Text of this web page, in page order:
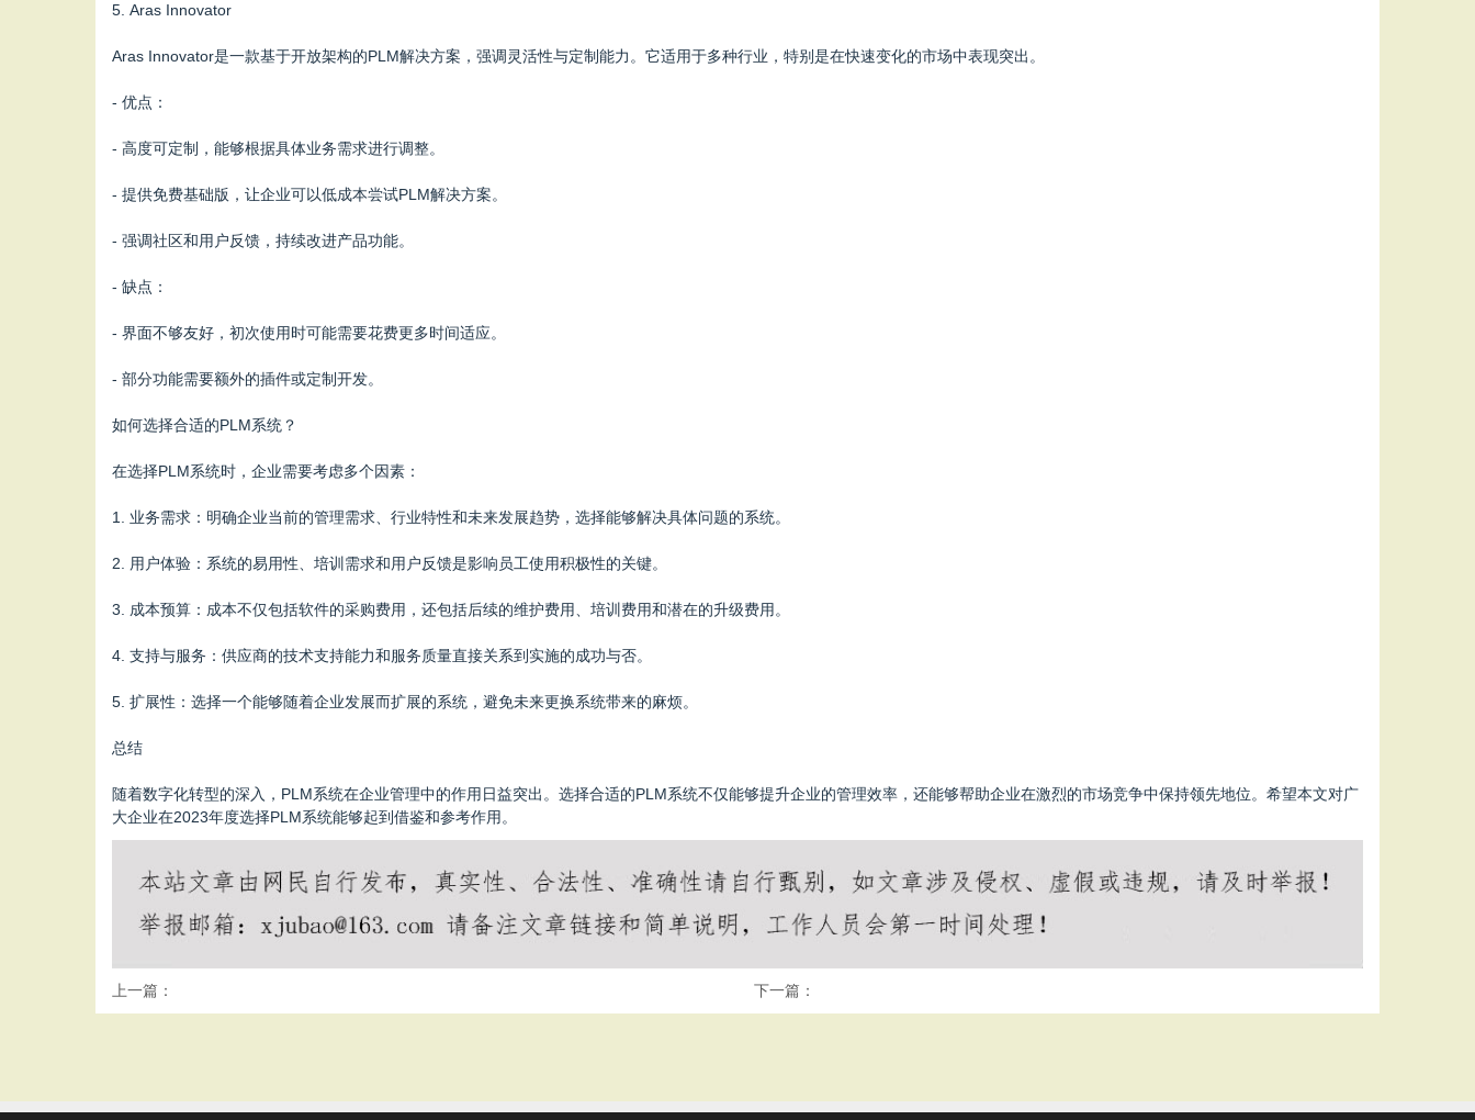
5. Aras Innovator
Aras Innovator是一款基于开放架构的PLM解决方案，强调灵活性与定制能力。它适用于多种行业，特别是在快速变化的市场中表现突出。
- 优点：
- 高度可定制，能够根据具体业务需求进行调整。
- 提供免费基础版，让企业可以低成本尝试PLM解决方案。
- 强调社区和用户反馈，持续改进产品功能。
- 缺点：
- 界面不够友好，初次使用时可能需要花费更多时间适应。
- 部分功能需要额外的插件或定制开发。
如何选择合适的PLM系统？
在选择PLM系统时，企业需要考虑多个因素：
1. 业务需求：明确企业当前的管理需求、行业特性和未来发展趋势，选择能够解决具体问题的系统。
2. 用户体验：系统的易用性、培训需求和用户反馈是影响员工使用积极性的关键。
3. 成本预算：成本不仅包括软件的采购费用，还包括后续的维护费用、培训费用和潜在的升级费用。
4. 支持与服务：供应商的技术支持能力和服务质量直接关系到实施的成功与否。
5. 扩展性：选择一个能够随着企业发展而扩展的系统，避免未来更换系统带来的麻烦。
总结
随着数字化转型的深入，PLM系统在企业管理中的作用日益突出。选择合适的PLM系统不仅能够提升企业的管理效率，还能够帮助企业在激烈的市场竞争中保持领先地位。希望本文对广
大企业在2023年度选择PLM系统能够起到借鉴和参考作用。
上一篇： 下一篇：